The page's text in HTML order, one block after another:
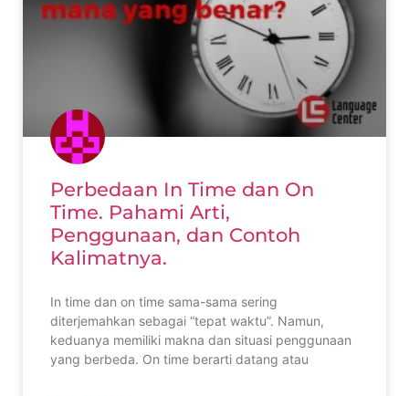
Perbedaan In Time dan On
Time. Pahami Arti,
Penggunaan, dan Contoh
Kalimatnya.
In time dan on time sama-sama sering
diterjemahkan sebagai “tepat waktu”. Namun,
keduanya memiliki makna dan situasi penggunaan
yang berbeda. On time berarti datang atau